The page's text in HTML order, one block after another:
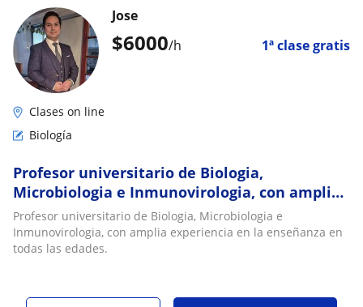
$6000/h 1ª clase gratis
Jose
Clases on line
Biología
Profesor universitario de Biologia,
Microbiologia e Inmunovirologia, con amplia
experiencia en la enseñanza en todas las
edades
Profesor universitario de Biologia, Microbiologia e
Inmunovirologia, con amplia experiencia en la enseñanza en
todas las edades.